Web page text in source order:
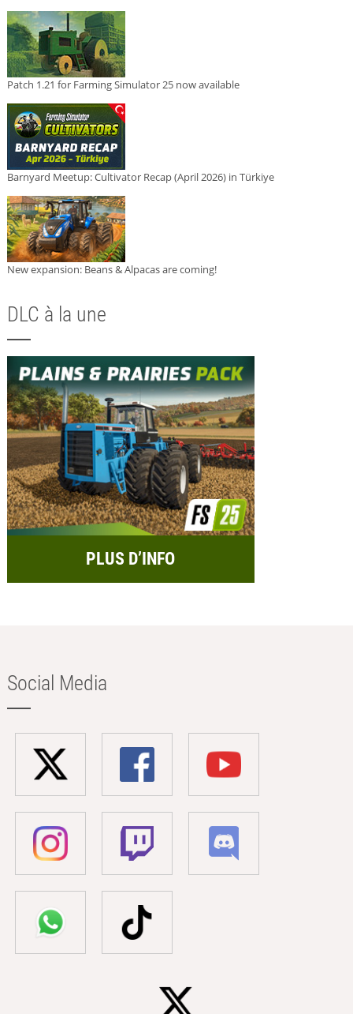
Patch 1.21 for Farming Simulator 25 now available
Barnyard Meetup: Cultivator Recap (April 2026) in Türkiye
New expansion: Beans & Alpacas are coming!
DLC à la une
PLUS D’INFO
Social Media